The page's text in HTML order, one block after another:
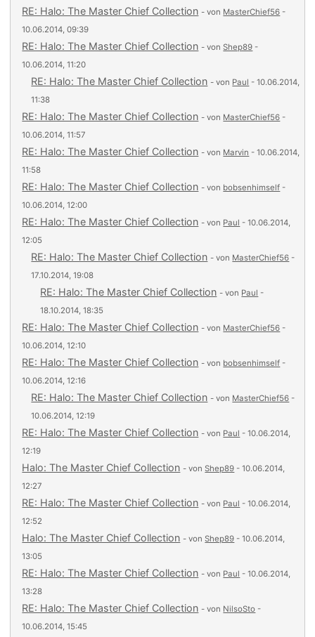
RE: Halo: The Master Chief Collection - von MasterChief56 -
10.06.2014, 09:39
RE: Halo: The Master Chief Collection - vonShep89 -
10.06.2014, 11:20
RE: Halo: The Master Chief Collection - von Paul - 10.06.2014,
11:38
RE: Halo: The Master Chief Collection - von MasterChief56 -
10.06.2014, 11:57
RE: Halo: The Master Chief Collection - von Marvin - 10.06.2014,
11:58
RE: Halo: The Master Chief Collection - von bobsenhimself -
10.06.2014, 12:00
RE: Halo: The Master Chief Collection - von Paul - 10.06.2014,
12:05
RE: Halo: The Master Chief Collection - von MasterChief56 -
17.10.2014, 19:08
RE: Halo: The Master Chief Collection - von Paul -
18.10.2014, 18:35
RE: Halo: The Master Chief Collection - von MasterChief56 -
10.06.2014, 12:10
RE: Halo: The Master Chief Collection - von bobsenhimself -
10.06.2014, 12:16
RE: Halo: The Master Chief Collection - von MasterChief56 -
10.06.2014, 12:19
RE: Halo: The Master Chief Collection - von Paul - 10.06.2014,
12:19
Halo: The Master Chief Collection - vonShep89 - 10.06.2014,
12:27
RE: Halo: The Master Chief Collection - von Paul - 10.06.2014,
12:52
Halo: The Master Chief Collection - vonShep89 - 10.06.2014,
13:05
RE: Halo: The Master Chief Collection - von Paul - 10.06.2014,
13:28
RE: Halo: The Master Chief Collection - von NilsoSto -
10.06.2014, 15:45